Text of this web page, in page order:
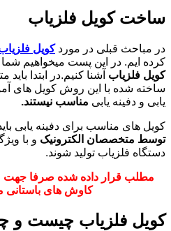
ساختکویل فلزیاب
در مباحث قبلی در موردکویل
کرده ایم. در این پست میخواهیم شما
کویل فلزیاب آشنا کنیم.در ابتدا
ساخته شده با این روش کویل های
یابی و دفینه یابی مناسب نیستند.
کویل های مناسب برای دفینه یابی
توسط متخصصان الکترونیک و با
دستگاه فلزیاب تولید شوند.
مطلب قرار داده شده صرفا جهت
کاوش های
کویل فلزیاب چیست و